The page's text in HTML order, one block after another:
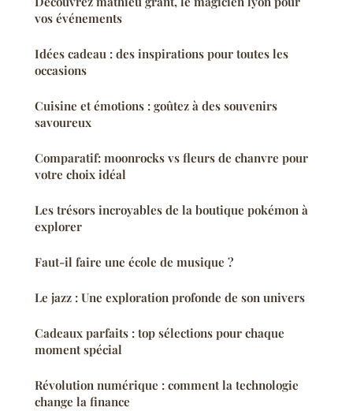
vos événements
Idées cadeau : des inspirations pour toutes les
occasions
Cuisine et émotions : goûtez à des souvenirs
savoureux
Comparatif: moonrocks vs fleurs de chanvre pour
votre choix idéal
Les trésors incroyables de la boutique pokémon à
explorer
Faut-il faire une école de musique ?
Le jazz : Une exploration profonde de son univers
Cadeaux parfaits : top sélections pour chaque
moment spécial
Révolution numérique : comment la technologie
change la finance